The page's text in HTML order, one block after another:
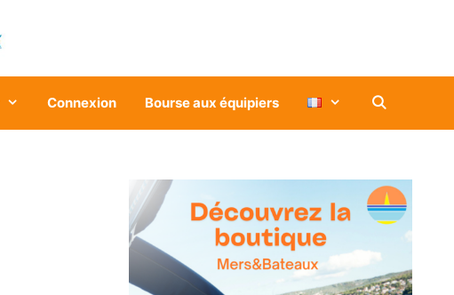
Connexion Bourse aux équipiers